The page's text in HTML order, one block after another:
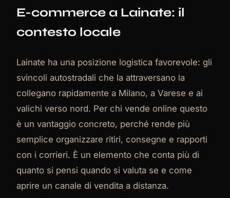
E-commerce a Lainate: il
contesto locale
Lainate ha una posizione logistica favorevole: gli
svincoli autostradali che la attraversano la
collegano rapidamente a Milano, a Varese e ai
valichi verso nord. Per chi vende online questo
è un vantaggio concreto, perché rende più
semplice organizzare ritiri, consegne e rapporti
con i corrieri. È un elemento che conta più di
quanto si pensi quando si valuta se e come
aprire un canale di vendita a distanza.